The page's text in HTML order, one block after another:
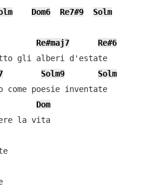
Dom6 Re7#9 Solm
Re#maj7
Re#6
gli alberi d'estate
Solm9
Solm
come poesie inventate
Dom
la vita